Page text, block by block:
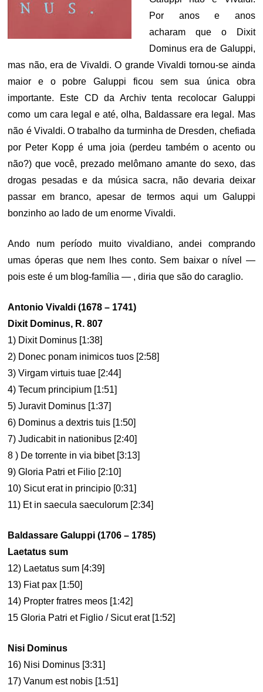
Por anos e anos
acharam que o Dixit
Dominus era de Galuppi,
mas não, era de Vivaldi. O grande Vivaldi tornou-se ainda
maior e o pobre Galuppi ficou sem sua única obra
importante. Este CD da Archiv tenta recolocar Galuppi
como um cara legal e até, olha, Baldassare era legal. Mas
não é Vivaldi. O trabalho da turminha de Dresden, chefiada
por Peter Kopp é uma joia (perdeu também o acento ou
não?) que você, prezado melômano amante do sexo, das
drogas pesadas e da música sacra, não devaria deixar
passar em branco, apesar de termos aqui um Galuppi
bonzinho ao lado de um enorme Vivaldi.
Ando num período muito vivaldiano, andei comprando
umas óperas que nem lhes conto. Sem baixar o nível —
pois este é um blog-família — , diria que são do caraglio.
Antonio Vivaldi (1678 – 1741)
Dixit Dominus, R. 807
1) Dixit Dominus [1:38]
2) Donec ponam inimicos tuos [2:58]
3) Virgam virtuis tuae [2:44]
4) Tecum principium [1:51]
5) Juravit Dominus [1:37]
6) Dominus a dextris tuis [1:50]
7) Judicabit in nationibus [2:40]
8 ) De torrente in via bibet [3:13]
9) Gloria Patri et Filio [2:10]
10) Sicut erat in principio [0:31]
11) Et in saecula saeculorum [2:34]
Baldassare Galuppi (1706 – 1785)
Laetatus sum
12) Laetatus sum [4:39]
13) Fiat pax [1:50]
14) Propter fratres meos [1:42]
15 Gloria Patri et Figlio / Sicut erat [1:52]
Nisi Dominus
16) Nisi Dominus [3:31]
17) Vanum est nobis [1:51]